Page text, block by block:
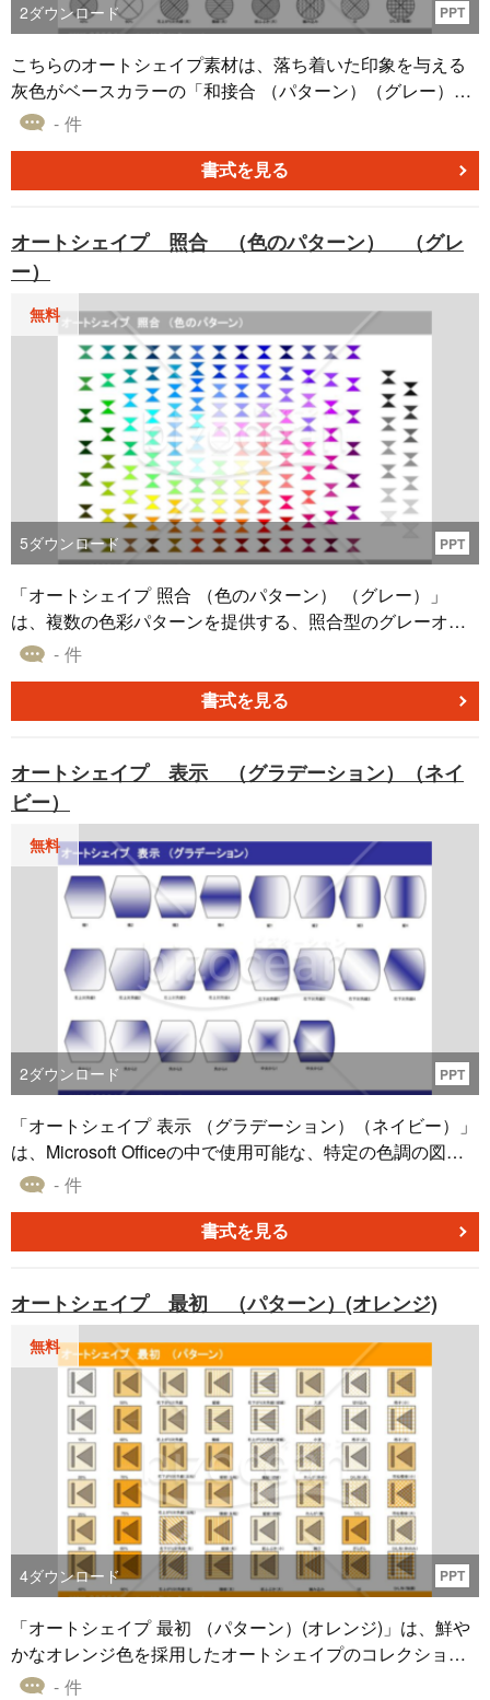
2ダウンロード PPT
こちらのオートシェイプ素材は、落ち着いた印象を与える
灰色がベースカラーの「和接合 （パターン）（グレー）」
です。 本オートシェイプ素材は、フローチャートで使われ
もので、さまざまな塗りつぶし効果を使って作成しまし
た。パワーポイントのファイル形式のため、パワーポイン
ご利用いただけます。
- 件
書式を見る
オートシェイプ 照合 （色のパターン） （グレ
ー）
無料
5ダウンロード PPT
「オートシェイプ 照合 （色のパターン） （グレー）」
は、複数の色彩パターンを提供する、照合型のグレーオー
トシェイプ素材集です。この素材は、プレゼンテーション
ターンを使用して、情報をクリアに伝えるために自身の要
色であるため、他の色と組み合わせて使用することが容易
です。 マイクロソフトのパワーポイント、エクセル、ワー
ドなどのソフトウェアと互換性があり、無料でダウンロー
ドできるため、非常に手軽に使うことが可能です。 「オー
トシェイプ 照合 （色のパターン） （グレー）」を活用し
て、視覚的なエレメントを用いてコミュニケーションの質
を高め、相手に情報を効果的に伝えることが可能です。
- 件
書式を見る
オートシェイプ 表示 （グラデーション）（ネイ
ビー）
無料
2ダウンロード PPT
「オートシェイプ 表示 （グラデーション）（ネイビー）」
は、Microsoft Officeの中で使用可能な、特定の色調の図形
素材です。 このネイビーカラーのグラデーションを活用す
もたらすことができます。特に、プレゼンテーションや文
書作成時に、視覚的な強調や情報の区分けが必要な場合に
ズを加えることで、各種資料のクオリティを向上させるこ
とに寄与します。
- 件
書式を見る
オートシェイプ 最初 （パターン）(オレンジ)
無料
4ダウンロード PPT
「オートシェイプ 最初 （パターン）(オレンジ)」は、鮮や
かなオレンジ色を採用したオートシェイプのコレクション
となっています。パワーポイント、エクセル、ワードな
- 件